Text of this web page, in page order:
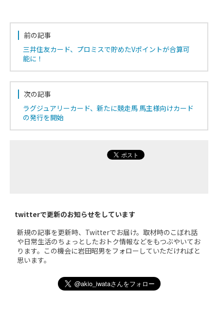
前の記事
三井住友カード、プロミスで貯めたVポイントが合算可
能に！
次の記事
ラグジュアリーカード、新たに競走馬 馬主様向けカード
の発行を開始
twitterで更新のお知らせをしています
新規の記事を更新時、Twitterでお届け。取材時のこぼれ話
や日常生活のちょっとしたおトク情報などをもつぶやいてお
ります。この機会に岩田昭男をフォローしていただければと
思います。